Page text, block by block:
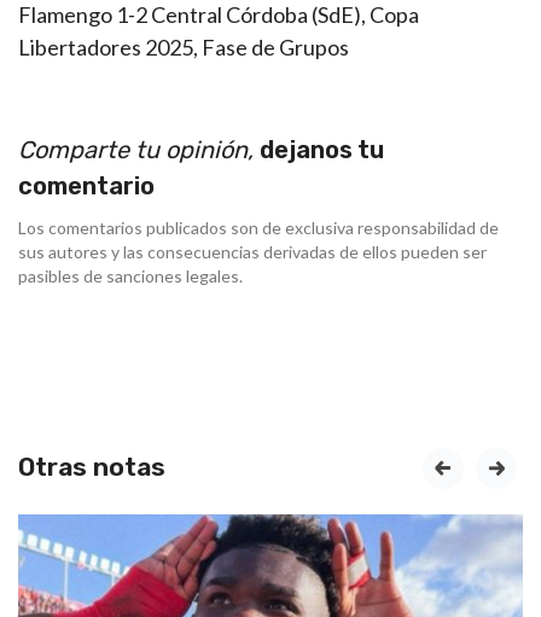
Flamengo 1-2 Central Córdoba (SdE), Copa
Libertadores 2025, Fase de Grupos
Comparte tu opinión, dejanos tu
comentario
Los comentarios publicados son de exclusiva responsabilidad de
sus autores y las consecuencias derivadas de ellos pueden ser
pasibles de sanciones legales.
Otras notas prev next